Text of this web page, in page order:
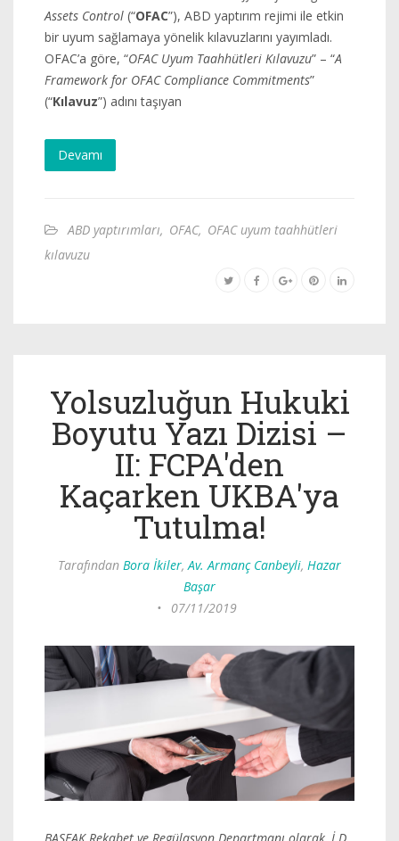
Assets Control (“OFAC”), ABD yaptırım rejimi ile etkin
bir uyum sağlamaya yönelik kılavuzlarını yayımladı.
OFAC’a göre, “OFAC Uyum Taahhütleri Kılavuzu” – “A
Framework for OFAC Compliance Commitments”
(“Kılavuz”) adını taşıyan
Devamı
ABD yaptırımları, OFAC, OFAC uyum taahhütleri
kılavuzu
Yolsuzluğun Hukuki
Boyutu Yazı Dizisi –
II: FCPA'den
Kaçarken UKBA'ya
Tutulma!
Tarafından Bora İkiler, Av. Armanç Canbeyli, Hazar
Başar
•
07/11/2019